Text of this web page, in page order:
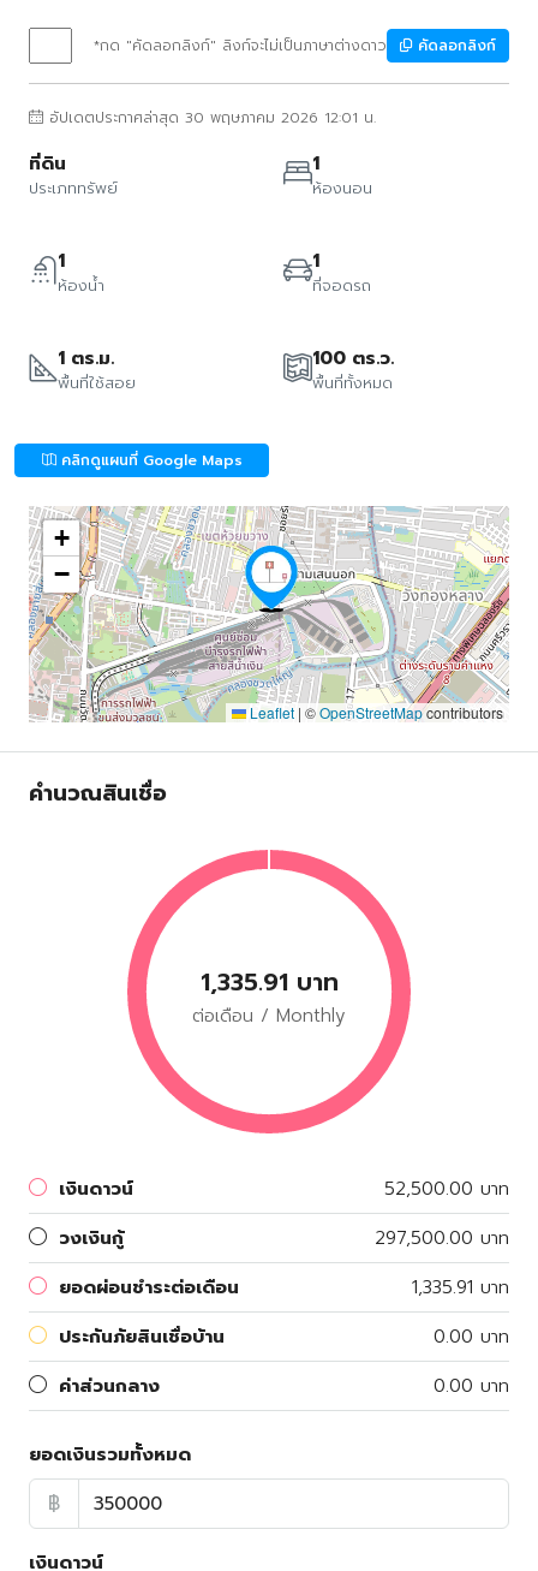
*กด "คัดลอกลิงก์" ลิงก์จะไม่เป็นภาษาต่างดาว คัดลอกลิงก์
อัปเดตประกาศล่าสุด 30 พฤษภาคม 2026 12:01 น.
ที่ดิน
ประเภททรัพย์
1
ห้องนอน
1
ห้องน้ำ
1
ที่จอดรถ
1 ตร.ม.
พื้นที่ใช้สอย
100 ตร.ว.
พื้นที่ทั้งหมด
คลิกดูแผนที่ Google Maps
+
−
Leaflet | ©OpenStreetMapcontributors
คำนวณสินเชื่อ
1,335.91 บาท
ต่อเดือน / Monthly
เงินดาวน์
52,500.00 บาท
วงเงินกู้
297,500.00 บาท
ยอดผ่อนชำระต่อเดือน
1,335.91 บาท
ประกันภัยสินเชื่อบ้าน
0.00 บาท
ค่าส่วนกลาง
0.00 บาท
ยอดเงินรวมทั้งหมด
฿
เงินดาวน์